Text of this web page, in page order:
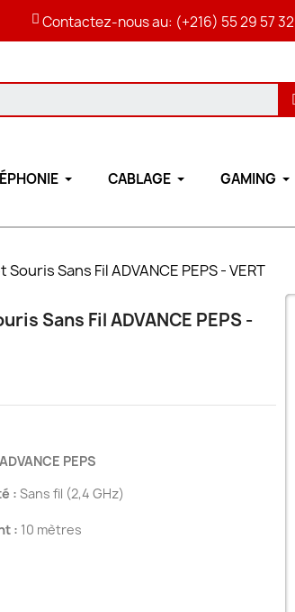
Contactez-nous au: (+216) 55 29 57 32
CABLAGE GAMING
Sans Fil ADVANCE PEPS - VERT
Sans Fil ADVANCE PEPS -
PEPS
: Sans fil (2,4 GHz)
: 10 mètres